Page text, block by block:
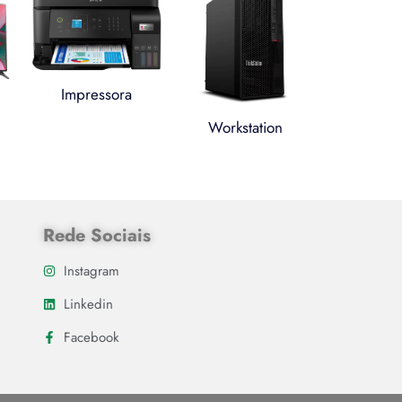
Impressora
Workstation
Rede Sociais
Instagram
Linkedin
Facebook